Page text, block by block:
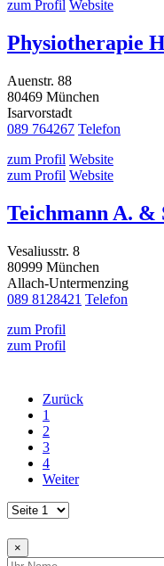
zum Profil Website
Physiotherapie
Auenstr. 88
80469 München
Isarvorstadt
089 764267 Telefon
zum Profil Website
zum Profil Website
Teichmann A. &
Vesaliusstr. 8
80999 München
Allach-Untermenzing
089 8128421 Telefon
zum Profil
zum Profil
Zurück
1
2
3
4
Weiter
×